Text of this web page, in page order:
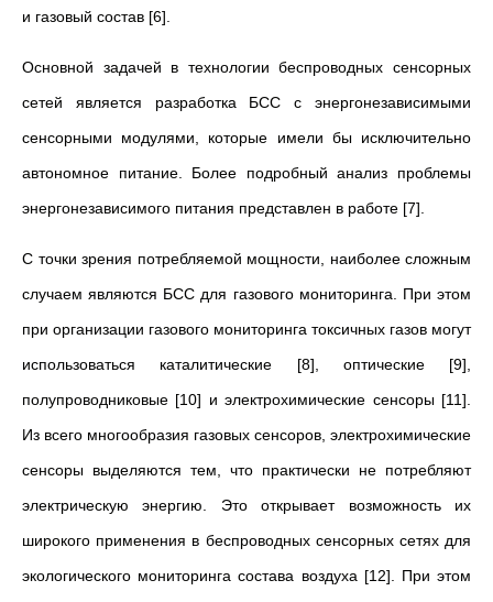
и газовый состав [6].
Основной задачей в технологии беспроводных сенсорных
сетей является разработка БСС с энергонезависимыми
сенсорными модулями, которые имели бы исключительно
автономное питание. Более подробный анализ проблемы
энергонезависимого питания представлен в работе [7].
С точки зрения потребляемой мощности, наиболее сложным
случаем являются БСС для газового мониторинга. При этом
при организации газового мониторинга токсичных газов могут
использоваться каталитические [8], оптические [9],
полупроводниковые [10] и электрохимические сенсоры [11].
Из всего многообразия газовых сенсоров, электрохимические
сенсоры выделяются тем, что практически не потребляют
электрическую энергию. Это открывает возможность их
широкого применения в беспроводных сенсорных сетях для
экологического мониторинга состава воздуха [12]. При этом